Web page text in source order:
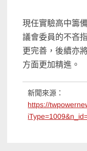
現任實驗高中籌
議會委員的不吝
更完善，後續亦
方面更加精進。
新聞來源：
https://